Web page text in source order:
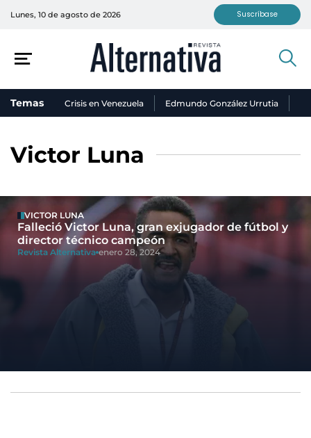
Lunes, 10 de agosto de 2026 Suscríbase
Temas Crisis en Venezuela Edmundo González Urrutia
Victor Luna
VICTOR LUNA
Falleció Victor Luna, gran exjugador de fútbol y
director técnico campeón
Revista Alternativa enero 28, 2024